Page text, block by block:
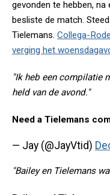
gevonden te hebben,
besliste de match.
Tielemans. Collega-
verging het
"Ik heb een compilatie
held van de avond."
Need a Tielemans
— Jay (@JayVtid)
"Bailey en Tielemans